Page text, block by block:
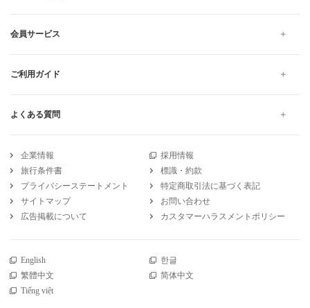
会員サービス
ご利用ガイド
よくある質問
企業情報
採用情報
旅行条件書
標識・約款
プライバシーステートメント
特定商取引法に基づく表記
サイトマップ
お問い合わせ
広告掲載について
カスタマーハラスメントポリシー
English
한글
繁體中文
简体中文
Tiếng việt